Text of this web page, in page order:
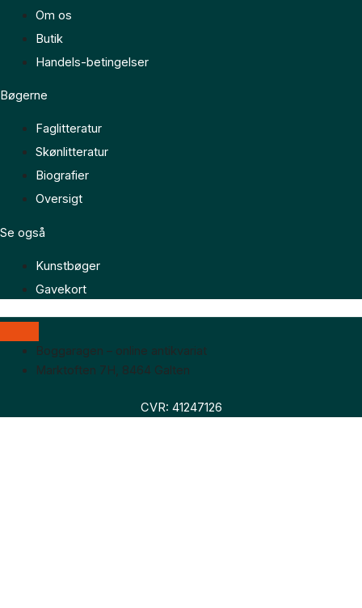
Om os
Butik
Handels-betingelser
Bøgerne
Faglitteratur
Skønlitteratur
Biografier
Oversigt
Se også
Kunstbøger
Gavekort
Boggaragen – online antikvariat
Marktoften 7H, 8464 Galten
CVR: 41247126